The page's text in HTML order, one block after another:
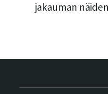
jakauman